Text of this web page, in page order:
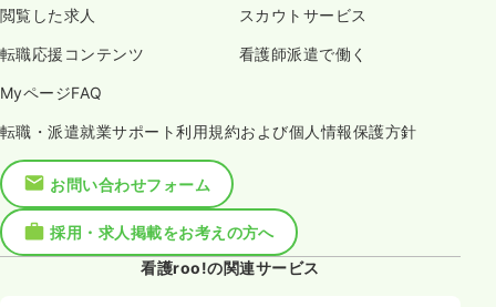
閲覧した求人 スカウトサービス
転職応援コンテンツ 看護師派遣で働く
MyページFAQ
転職・派遣就業サポート利用規約および個人情報保護方針
お問い合わせフォーム
採用・求人掲載をお考えの方へ
看護roo!の関連サービス